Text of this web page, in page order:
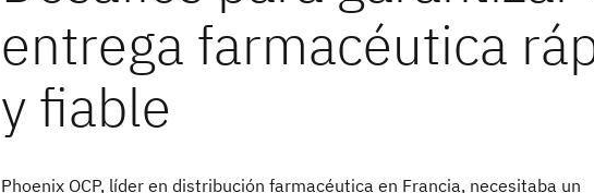
Phoenix OCP, líder en distribución farmacéutica en Francia, necesitaba un